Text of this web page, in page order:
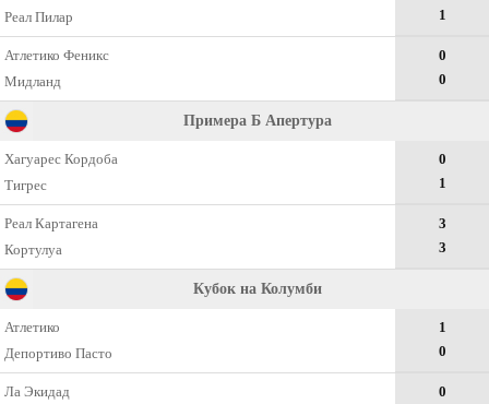
Реал Пилар
1
Атлетико Феникс
Мидланд
0
0
Примера Б Апертура
Хагуарес Кордоба
Тигрес
0
1
Реал Картагена
Кортулуа
3
3
Кубок на Колумби
Атлетико
Депортиво Пасто
1
0
Ла Экидад
0